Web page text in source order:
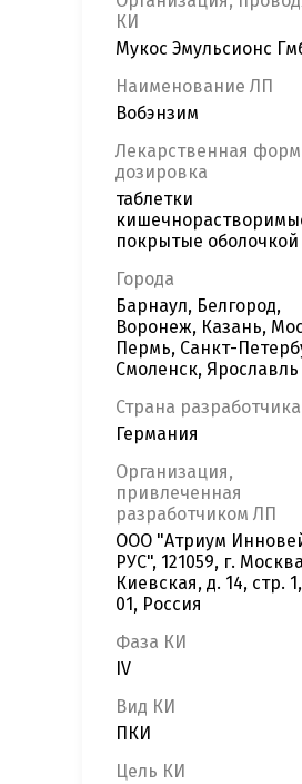
КИ
Мукос Эмульсионс
Наименование ЛП
Вобэнзим
Лекарственная
дозировка
таблетки
покрытые оболочкой
Города
Барнаул, Белгород,
Воронеж, Казань,
Пермь, Санкт-
Смоленск, Ярославль
Страна разработчика
Германия
Организация,
привлеченная
разработчиком ЛП
ООО "Атриум
РУС", 121059, г.
Киевская, д. 14, стр.
01, Россия
Фаза КИ
IV
Вид КИ
ПКИ
Цель КИ